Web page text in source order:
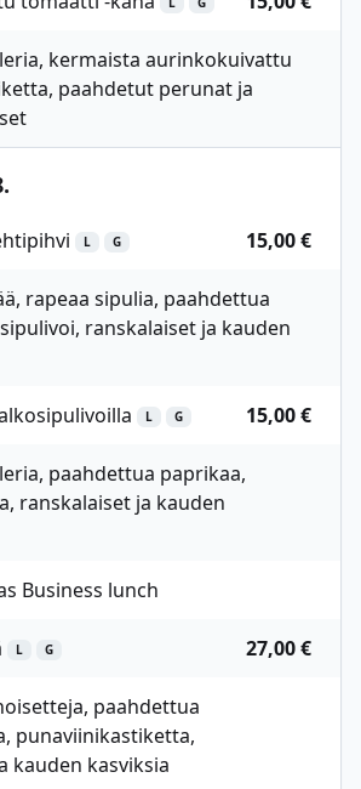
kermaista aurinkokuivattu
paahdetut perunat ja
L G 15,00 €
rapeaa sipulia, paahdettua
ranskalaiset ja kauden
L G 15,00 €
paahdettua paprikaa,
ranskalaiset ja kauden
Business lunch
L G 27,00 €
paahdettua
punaviinikastiketta,
kauden kasviksia